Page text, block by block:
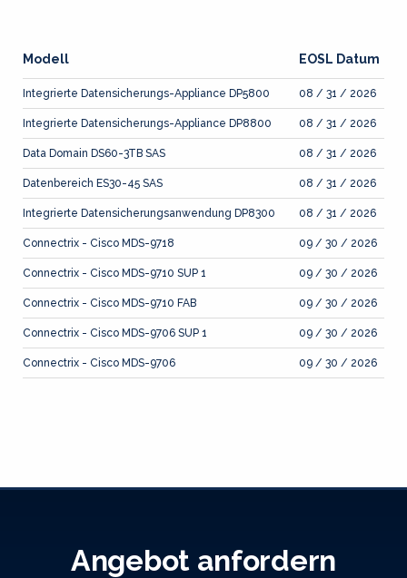
Modell EOSL Datum
Integrierte Datensicherungs-Appliance DP5800 08 / 31 / 2026
Integrierte Datensicherungs-Appliance DP8800 08 / 31 / 2026
Data Domain DS60-3TB SAS 08 / 31 / 2026
Datenbereich ES30-45 SAS 08 / 31 / 2026
Integrierte Datensicherungsanwendung DP8300 08 / 31 / 2026
Connectrix - Cisco MDS-9718 09 / 30 / 2026
Connectrix - Cisco MDS-9710 SUP 1 09 / 30 / 2026
Connectrix - Cisco MDS-9710 FAB 09 / 30 / 2026
Connectrix - Cisco MDS-9706 SUP 1 09 / 30 / 2026
Connectrix - Cisco MDS-9706 09 / 30 / 2026
Angebot anfordern